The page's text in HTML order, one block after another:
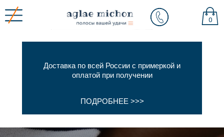
0
Доставка по всей России с примеркой и
оплатой при получении
ПОДРОБНЕЕ >>>